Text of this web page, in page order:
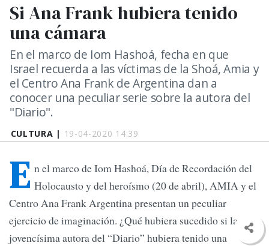
CULTURA | 19-04-2020 14:39
Si Ana Frank hubiera tenido
una cámara
En el marco de Iom Hashoá, fecha en que
Israel recuerda a las víctimas de la Shoá, Amia y
el Centro Ana Frank de Argentina dan a
conocer una peculiar serie sobre la autora del
"Diario".
E n el marco de Iom Hashoá, Día de Recordación del
Holocausto y del heroísmo (20 de abril), AMIA y el
Centro Ana Frank Argentina presentan un peculiar
ejercicio de imaginación. ¿Qué hubiera sucedido si la
jovencísima autora del “Diario” hubiera tenido una